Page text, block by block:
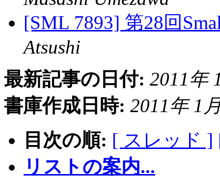
[SML 7893] 第28回
Atsushi
最新記事の日付: 2011年
書庫作成日時: 2011年 1
目次の順: [ スレッド ]
リストの案内...